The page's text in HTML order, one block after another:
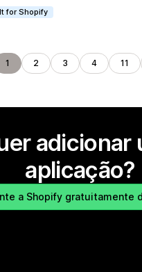
for Shopify
1 2 3 4 11
adicionar
aplicação?
a Shopify gratuitamente